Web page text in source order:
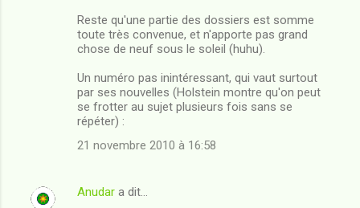
Reste qu'une partie des dossiers est somme
toute très convenue, et n'apporte pas grand
chose de neuf sous le soleil (huhu).
Un numéro pas inintéressant, qui vaut surtout
par ses nouvelles (Holstein montre qu'on peut
se frotter au sujet plusieurs fois sans se
répéter) :
21 novembre 2010 à 16:58
Anudar a dit…